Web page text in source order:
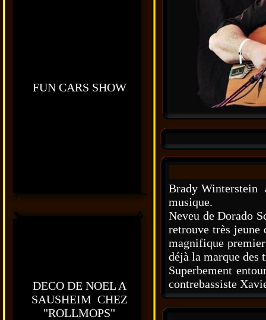
FUN CARS SHOW
DECO DE NOEL A
SAUSHEIM CHEZ
"ROLLMOPS"
Brady Winterstein
musique.
Neveu de Dorado
retrouve très
magnifique
déjà la marque des
Superbement
contrebassiste